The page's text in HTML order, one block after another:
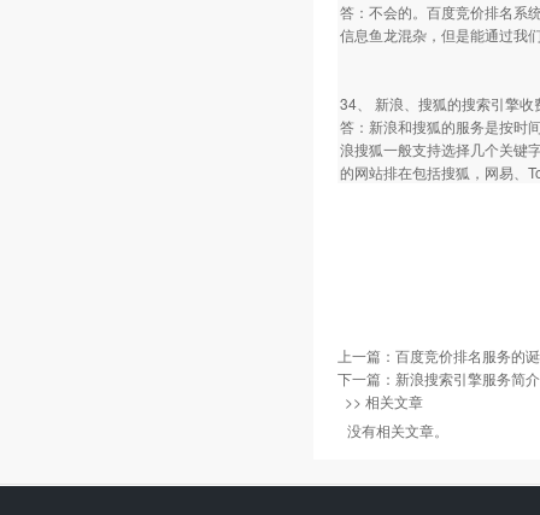
答：不会的。百度竞价排名系
信息鱼龙混杂，但是能通过我
34、 新浪、搜狐的搜索引擎
答：新浪和搜狐的服务是按时
浪搜狐一般支持选择几个关键
的网站排在包括搜狐，网易、
上一篇： 百度竞价排名服务的
下一篇： 新浪搜索引擎服务简介
>> 相关文章
没有相关文章。